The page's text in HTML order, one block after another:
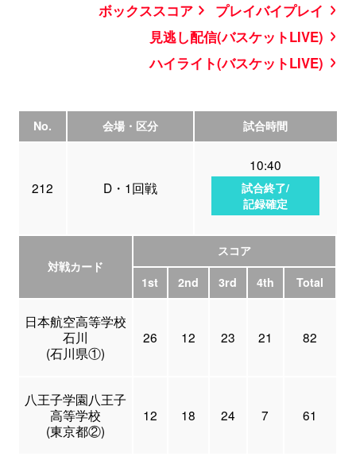
ボックススコア
プレイバイプレイ
見逃し配信(バスケットLIVE)
ハイライト(バスケットLIVE)
No. 会場・区分 試合時間
212 D・1回戦
10:40
試合終了/
記録確定
対戦カード
スコア
1st
2nd 3rd 4th Total
日本航空高等学校
石川
(石川県①)
26 12 23 21 82
八王子学園八王子
高等学校
(東京都②)
12 18 24 7 61